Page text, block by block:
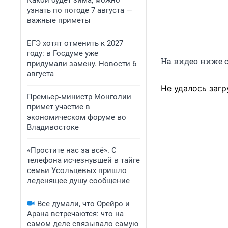
узнать по погоде 7 августа —
важные приметы
ЕГЭ хотят отменить к 2027
году: в Госдуме уже
придумали замену. Новости 6
августа
Премьер‑министр Монголии
примет участие в
экономическом форуме во
Владивостоке
«Простите нас за всё». С
телефона исчезнувшей в тайге
семьи Усольцевых пришло
леденящее душу сообщение
Все думали, что Орейро и
Арана встречаются: что на
самом деле связывало самую
На видео ниже
Не удалось